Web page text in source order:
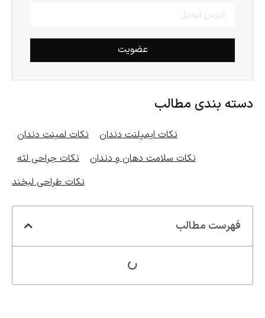
عضویت
دسته بندی مطالب
نکات ایمپلنت دندان
نکات لمینت دندان
نکات سلامت دهان و دندان
نکات جراحی لثه
نکات طراحی لبخند
فهرست مطالب